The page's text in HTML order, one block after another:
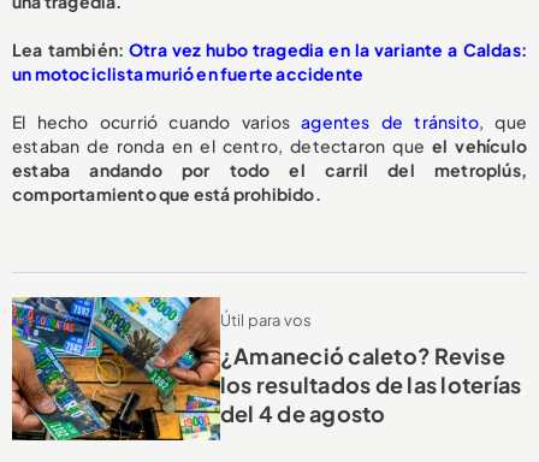
Lea también: Otra vez hubo tragedia en la variante a Caldas:
un motociclista murió en fuerte accidente
El hecho ocurrió cuando variosagentes de tránsito, que
estaban de ronda en el centro, detectaron que el vehículo
estaba andando por todo el carril del metroplús,
comportamiento que está prohibido.
Útil para vos
¿Amaneció caleto? Revise
los resultados de las loterías
del 4 de agosto